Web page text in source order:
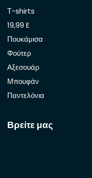
Τ-shirts
19,99 E
Πουκάμισα
Φούτερ
Αξεσουάρ
Μπουφάν
Παντελόνια
Βρείτε μας